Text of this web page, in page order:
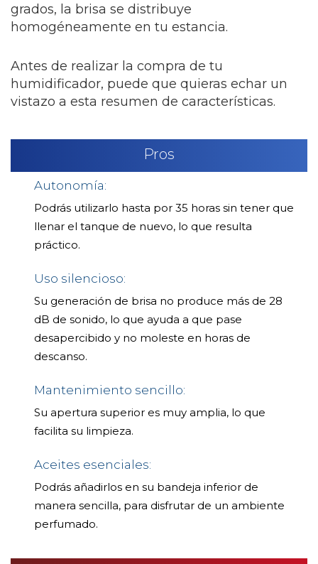
grados, la brisa se distribuye
homogéneamente en tu estancia.
Antes de realizar la compra de tu
humidificador, puede que quieras echar un
vistazo a esta resumen de características.
Pros
Autonomía:
Podrás utilizarlo hasta por 35 horas sin tener que
llenar el tanque de nuevo, lo que resulta
práctico.
Uso silencioso:
Su generación de brisa no produce más de 28
dB de sonido, lo que ayuda a que pase
desapercibido y no moleste en horas de
descanso.
Mantenimiento sencillo:
Su apertura superior es muy amplia, lo que
facilita su limpieza.
Aceites esenciales:
Podrás añadirlos en su bandeja inferior de
manera sencilla, para disfrutar de un ambiente
perfumado.